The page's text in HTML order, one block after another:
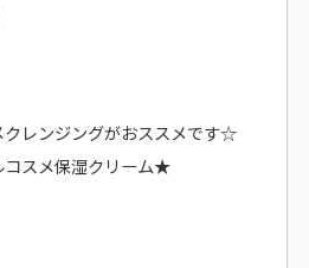
クレンジングがおススメです☆
コスメ保湿クリーム★